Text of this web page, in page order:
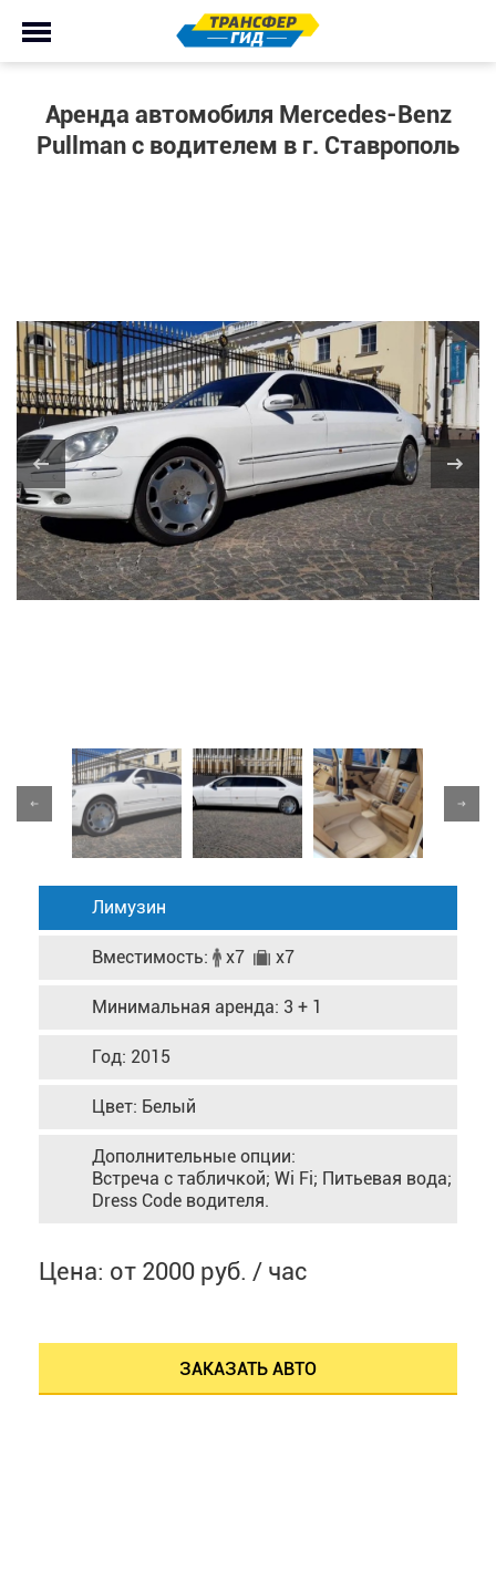
Аренда автомобиля Mercedes-Benz
Pullman с водителем в г. Ставрополь
Лимузин
Вместимость: x7 x7
Минимальная аренда: 3 + 1
Год: 2015
Цвет: Белый
Дополнительные опции:
Встреча с табличкой; Wi Fi; Питьевая вода;
Dress Code водителя.
Цена: от 2000 руб. / час
ЗАКАЗАТЬ АВТО